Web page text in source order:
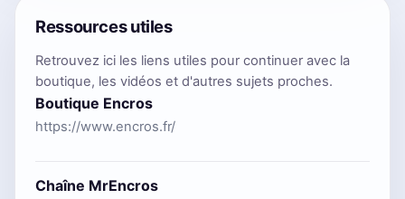
Ressources utiles
Retrouvez ici les liens utiles pour continuer avec la
boutique, les vidéos et d'autres sujets proches.
Boutique Encros
https://www.encros.fr/
Chaîne MrEncros